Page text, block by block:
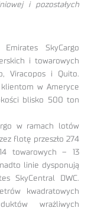
i pozostałych
SkyCargo
i towarowych
Viracopos i Quito.
klientom w Ameryce
blisko 500 ton
w ramach lotów
flotę przeszło 274
towarowych – 13
linie dysponują
SkyCentral DWC.
kwadratowych
wrażliwych